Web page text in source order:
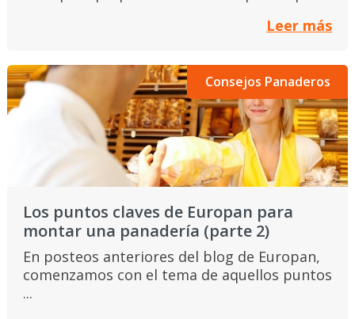
Leer más
Consejos Panaderos
Los puntos claves de Europan para
montar una panadería (parte 2)
En posteos anteriores del blog de Europan,
comenzamos con el tema de aquellos puntos
...